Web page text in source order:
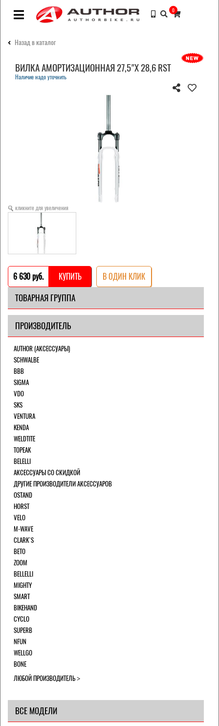
0
Назад в каталог
ВИЛКА АМОРТИЗАЦИОННАЯ 27,5"Х 28,6 RST
Наличие надо уточнить
кликните для увеличения
6 630 pуб. КУПИТЬ В ОДИН КЛИК
ТОВАРНАЯ ГРУППА
ПРОИЗВОДИТЕЛЬ
AUTHOR (АКСЕССУАРЫ)
SCHWALBE
BBB
SIGMA
VDO
SKS
VENTURA
KENDA
WELDTITE
TOPEAK
BELELLI
АКСЕССУАРЫ СО СКИДКОЙ
ДРУГИЕ ПРОИЗВОДИТЕЛИ АКСЕССУАРОВ
OSTAND
HORST
VELO
M-WAVE
CLARK`S
BETO
ZOOM
BELLELLI
MIGHTY
SMART
BIKEHAND
CYCLO
SUPERB
NFUN
WELLGO
BONE
ЛЮБОЙ ПРОИЗВОДИТЕЛЬ
ВСЕ МОДЕЛИ